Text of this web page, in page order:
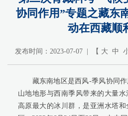
协同作用”专题之藏东
动在西藏顺
发布时间：2023-07-07 | 【 大 中
藏东南地区是西风-季风协同作
山地地形与西南季风带来的大量
高原最大的冰川群，是亚洲水塔